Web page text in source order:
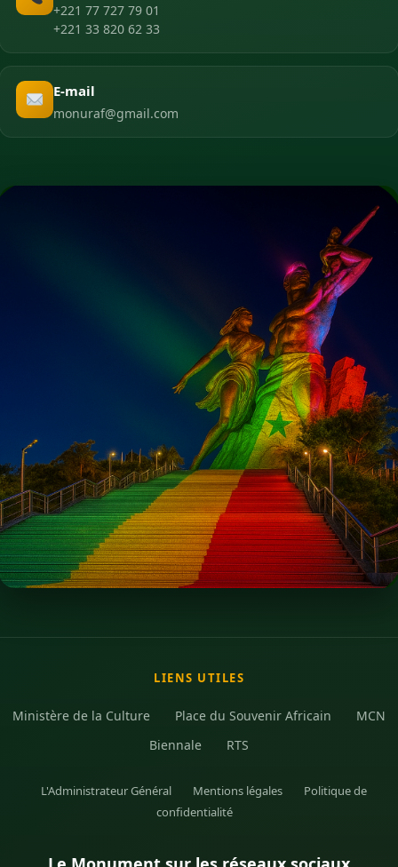
+221 77 727 79 01
+221 33 820 62 33
E-mail
monuraf@gmail.com
LIENS UTILES
Ministère de la Culture Place du Souvenir Africain
MCN
Biennale
RTS
L'Administrateur Général Mentions légales
Politique de
confidentialité